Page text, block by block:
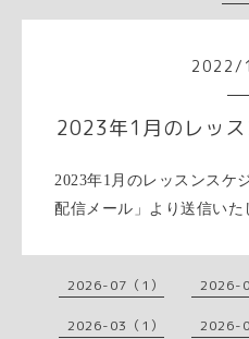
2022 /
2023年1月のレッ
2023年1月のレッスンスケ
配信メール」より送信いた
2026-07（1） 2026-
2026-03（1） 2026-